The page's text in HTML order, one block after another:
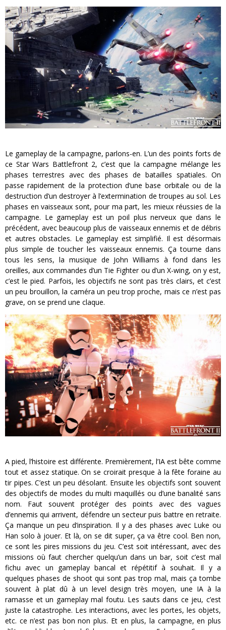
Le gameplay de la campagne, parlons-en. L’un des points forts de
ce Star Wars Battlefront 2, c’est que la campagne mélange les
phases terrestres avec des phases de batailles spatiales. On
passe rapidement de la protection d’une base orbitale ou de la
destruction d’un destroyer à l’extermination de troupes au sol. Les
phases en vaisseaux sont, pour ma part, les mieux réussies de la
campagne. Le gameplay est un poil plus nerveux que dans le
précédent, avec beaucoup plus de vaisseaux ennemis et de débris
et autres obstacles. Le gameplay est simplifié. Il est désormais
plus simple de toucher les vaisseaux ennemis. Ça tourne dans
tous les sens, la musique de John Williams à fond dans les
oreilles, aux commandes d’un Tie Fighter ou d’un X-wing, on y est,
c’est le pied. Parfois, les objectifs ne sont pas très clairs, et c’est
un peu brouillon, la caméra un peu trop proche, mais ce n’est pas
grave, on se prend une claque.
A pied, l’histoire est différente. Premièrement, l’IA est bête comme
tout et assez statique. On se croirait presque à la fête foraine au
tir pipes. C’est un peu désolant. Ensuite les objectifs sont souvent
des objectifs de modes du multi maquillés ou d’une banalité sans
nom. Faut souvent protéger des points avec des vagues
d’ennemis qui arrivent, défendre un secteur puis battre en retraite.
Ça manque un peu d’inspiration. Il y a des phases avec Luke ou
Han solo à jouer. Et là, on se dit super, ça va être cool. Ben non,
ce sont les pires missions du jeu. C’est soit intéressant, avec des
missions où faut chercher quelqu’un dans un bar, soit c’est mal
fichu avec un gameplay bancal et répétitif à souhait. Il y a
quelques phases de shoot qui sont pas trop mal, mais ça tombe
souvent à plat dû à un level design très moyen, une IA à la
ramasse et un gameplay mal foutu. Les sauts dans ce jeu, c’est
juste la catastrophe. Les interactions, avec les portes, les objets,
etc. ce n’est pas bon non plus. Et en plus, la campagne, en plus